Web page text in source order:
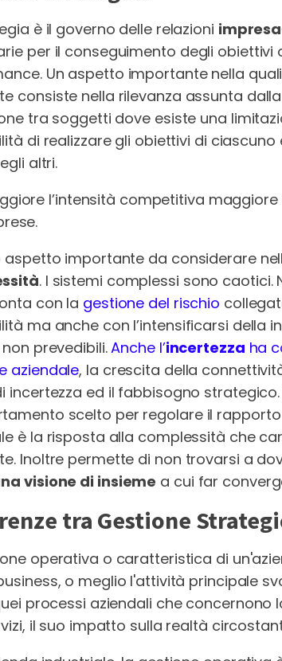
è il governo delle relazioni
per il conseguimento degli
Un aspetto importante nella
consiste nella rilevanza assunta dalla
tra soggetti dove esiste una
di realizzare gli obiettivi di
altri.
l’intensità competitiva
aspetto importante da considerare
. I sistemi complessi sono
con la gestione del rischio
ma anche con l’intensificarsi della
prevedibili.Anche l’incertezza ha
aziendale, la crescita della
incertezza ed il fabbisogno
scelto per regolare il
è la risposta alla complessità che
Inoltre permette di non trovarsi a
visione di insieme a cui far
tra Gestione
operativa o caratteristica di
o meglio l'attività principale
processi aziendali che concernono
il suo impatto sulla realtà